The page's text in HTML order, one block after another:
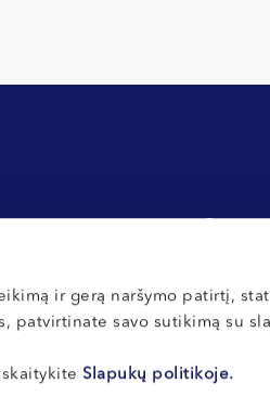
ir gerą naršymo patirtį,
patvirtinate savo sutikimą su
Slapukų politikoje.
у нас? Советы для новых